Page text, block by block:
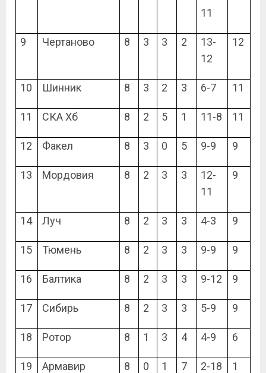
11
9 Чертаново 8 3 3 2
13-
12
12
10 Шинник 8 3 2 3 6-7 11
11 СКА Хб 8 2 5 1 11-8 11
12 Факел 8 3 0 5 9-9 9
13 Мордовия 8 2 3 3
12-
11
9
14 Луч 8 2 3 3 4-3 9
15 Тюмень 8 2 3 3 9-9 9
16 Балтика 8 2 3 3 9-12 9
17 Сибирь 8 2 3 3 5-9 9
18 Ротор 8 1 3 4 4-9 6
19 Армавир 8 0 1 7 2-18 1